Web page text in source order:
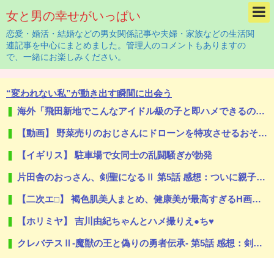
女と男の幸せがいっぱい
恋愛・婚活・結婚などの男女関係記事や夫婦・家族などの生活関
連記事を中心にまとめました。管理人のコメントもありますの
で、一緒にお楽しみください。
“変われない私”が動き出す瞬間に出会う
海外「飛田新地でこんなアイドル級の子と即ハメできるのかよ」⇒ 晒された無修正動画がコチラ
【動画】 野菜売りのおじさんにドローンを特攻させるおそロシア。
【イギリス】 駐車場で女同士の乱闘騒ぎが勃発
片田舎のおっさん、剣聖になるⅡ 第5話 感想：ついに親子対決の予感！ベリル先生もやる気に！
【二次エ□】 褐色肌美人まとめ、健康美が最高すぎるH画像ｗ
【ホリミヤ】 吉川由紀ちゃんとハメ撮りえ●ち♥
クレバテスⅡ-魔獣の王と偽りの勇者伝承- 第5話 感想：剣のないアリシアさんに新たな力が発現！